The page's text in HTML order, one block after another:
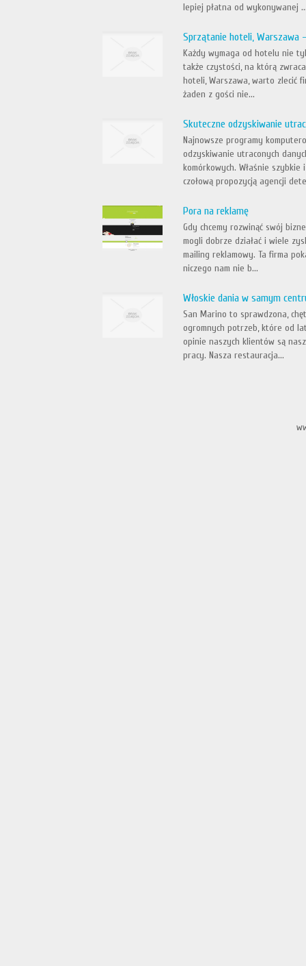
lepiej płatna od wykonywanej
Sprzątanie hoteli,
Każdy wymaga od hotelu nie
także czystości, na którą
hoteli, Warszawa, warto zlecić
żaden z gości nie...
Skuteczne odzyskiwanie
Najnowsze programy
odzyskiwanie utraconych
komórkowych. Właśnie
czołową propozycją agencji
Pora na reklamę
Gdy chcemy rozwinąć swój
mogli dobrze działać i wiele
mailing reklamowy. Ta firma
niczego nam nie b...
Włoskie dania w samym
San Marino to sprawdzona,
ogromnych potrzeb, które od
opinie naszych klientów są
pracy. Nasza restauracja...